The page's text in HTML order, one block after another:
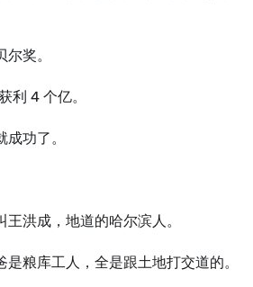
奖。
利 4 个亿。
功了。
洪成，地道的哈尔滨人。
粮库工人，全是跟土地打交道的。